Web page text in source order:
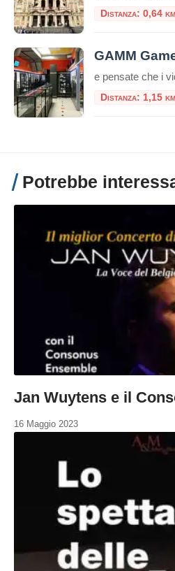
Distanza: 0,64 km
GAMM
Distanza: 1,15 km
Potrebbe
Jan Wuytens e il
16 Maggio 2023